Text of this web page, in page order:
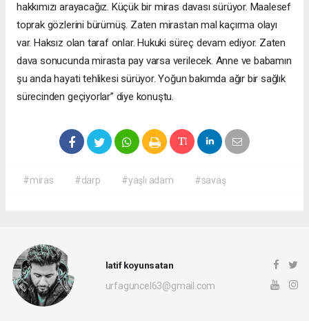
hakkımızı arayacağız. Küçük bir miras davası sürüyor. Maalesef
toprak gözlerini bürümüş. Zaten mirastan mal kaçırma olayı
var. Haksız olan taraf onlar. Hukuki süreç devam ediyor. Zaten
dava sonucunda mirasta pay varsa verilecek. Anne ve babamın
şu anda hayati tehlikesi sürüyor. Yoğun bakımda ağır bir sağlık
sürecinden geçiyorlar” diye konuştu.
#miras #darp #yaşlı adam #savaş
latif koyunsatan
urfaguncel63@gmail.com